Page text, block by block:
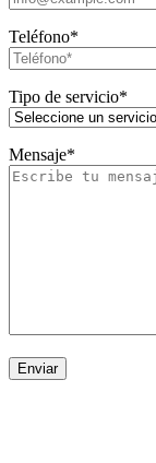
Teléfono*
Tipo de servicio*
Mensaje*